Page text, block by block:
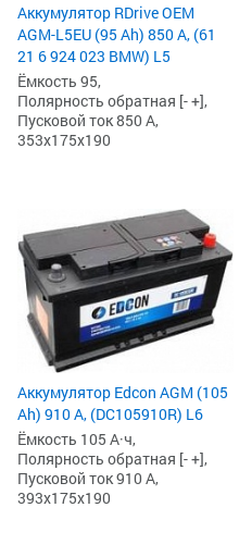
Аккумулятор RDrive OEM
AGM-L5EU (95 Ah) 850 А, (61
21 6 924 023 BMW) L5
Ёмкость 95,
Полярность обратная [- +],
Пусковой ток 850 А,
353x175x190
Аккумулятор Edcon AGM (105
Ah) 910 А, (DC105910R) L6
Ёмкость 105 А·ч,
Полярность обратная [- +],
Пусковой ток 910 А,
393x175x190